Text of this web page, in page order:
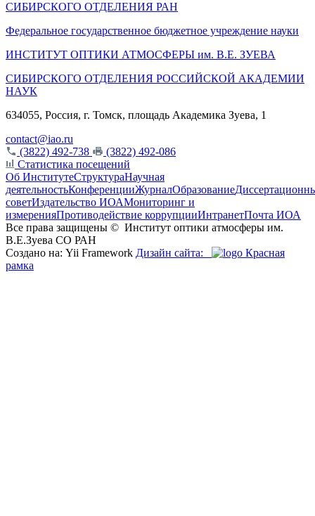
СИБИРСКОГО ОТДЕЛЕНИЯ РАН
Федеральное государственное бюджетное учреждение науки
ИНСТИТУТ ОПТИКИ АТМОСФЕРЫ им. В.Е. ЗУЕВА
СИБИРСКОГО ОТДЕЛЕНИЯ РОССИЙСКОЙ АКАДЕМИИ
НАУК
634055, Россия, г. Томск, площадь Академика Зуева, 1
contact@iao.ru
(3822) 492-738
(3822) 492-086
Статистика посещений
Об ИнститутеСтруктураНаучная
деятельностьКонференцииЖурналОбразование
советИздательство ИОАМониторинг и
измеренияПротиводействие коррупцииИнтранетПочта ИОА
Все права защищены © Институт оптики атмосферы им.
В.Е.Зуева СО РАН
Создано на: Yii Framework Дизайн сайта:
Красная
рамка